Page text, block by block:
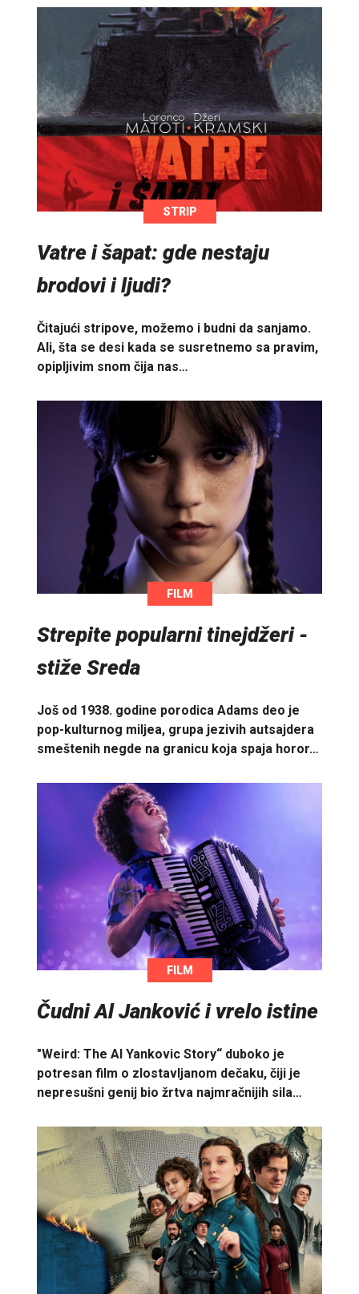
STRIP
Vatre i šapat: gde nestaju
brodovi i ljudi?
Čitajući stripove, možemo i budni da sanjamo.
Ali, šta se desi kada se susretnemo sa pravim,
opipljivim snom čija nas…
FILM
Strepite popularni tinejdžeri -
stiže Sreda
Još od 1938. godine porodica Adams deo je
pop-kulturnog miljea, grupa jezivih autsajdera
smeštenih negde na granicu koja spaja horor…
FILM
Čudni Al Janković i vrelo istine
"Weird: The Al Yankovic Story“ duboko je
potresan film o zlostavljanom dečaku, čiji je
nepresušni genij bio žrtva najmračnijih sila…